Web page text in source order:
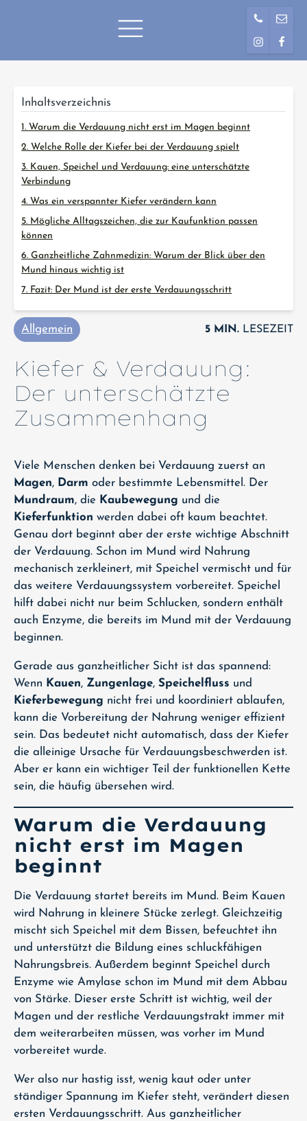
Inhaltsverzeichnis
1. Warum die Verdauung nicht erst im Magen beginnt
2. Welche Rolle der Kiefer bei der Verdauung spielt
3. Kauen, Speichel und Verdauung: eine unterschätzte
Verbindung
4. Was ein verspannter Kiefer verändern kann
5. Mögliche Alltagszeichen, die zur Kaufunktion passen
können
6. Ganzheitliche Zahnmedizin: Warum der Blick über den
Mund hinaus wichtig ist
7. Fazit: Der Mund ist der erste Verdauungsschritt
Allgemein 5 MIN. LESEZEIT
Kiefer & Verdauung:
Der unterschätzte
Zusammenhang
Viele Menschen denken bei Verdauung zuerst an
Magen, Darm oder bestimmte Lebensmittel. Der
Mundraum, die Kaubewegung und die
Kieferfunktion werden dabei oft kaum beachtet.
Genau dort beginnt aber der erste wichtige Abschnitt
der Verdauung. Schon im Mund wird Nahrung
mechanisch zerkleinert, mit Speichel vermischt und für
das weitere Verdauungssystem vorbereitet. Speichel
hilft dabei nicht nur beim Schlucken, sondern enthält
auch Enzyme, die bereits im Mund mit der Verdauung
beginnen.
Gerade aus ganzheitlicher Sicht ist das spannend:
Wenn Kauen, Zungenlage, Speichelfluss und
Kieferbewegung nicht frei und koordiniert ablaufen,
kann die Vorbereitung der Nahrung weniger effizient
sein. Das bedeutet nicht automatisch, dass der Kiefer
die alleinige Ursache für Verdauungsbeschwerden ist.
Aber er kann ein wichtiger Teil der funktionellen Kette
sein, die häufig übersehen wird.
Warum die Verdauung
nicht erst im Magen
beginnt
Die Verdauung startet bereits im Mund. Beim Kauen
wird Nahrung in kleinere Stücke zerlegt. Gleichzeitig
mischt sich Speichel mit dem Bissen, befeuchtet ihn
und unterstützt die Bildung eines schluckfähigen
Nahrungsbreis. Außerdem beginnt Speichel durch
Enzyme wie Amylase schon im Mund mit dem Abbau
von Stärke. Dieser erste Schritt ist wichtig, weil der
Magen und der restliche Verdauungstrakt immer mit
dem weiterarbeiten müssen, was vorher im Mund
vorbereitet wurde.
Wer also nur hastig isst, wenig kaut oder unter
ständiger Spannung im Kiefer steht, verändert diesen
ersten Verdauungsschritt. Aus ganzheitlicher